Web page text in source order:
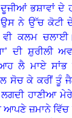
ਭਸ਼ਾਵਾਂ ਦੇ
ਉਸ ਨੇ ਉੱਚ ਕੋਟੀ ਦੇ
ਵੀ ਕਲਮ ਚਲਾਈ
’ਦੀ ਸ਼ੁਰੀਲੀ
ਲੈ ਮਾਏ
ਸੋਚ ਕੇ ਕਰੀਂ ਤੂੰ
ਲਗਦੀ ਹਾਣੀਆ
ਆਪਣੇ ਜ਼ਮਾਨੇ